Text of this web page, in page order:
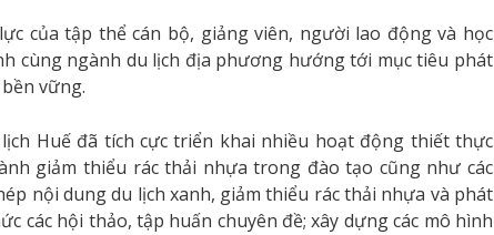
của tập thể cán bộ, giảng viên, người lao động và học
cùng ngành du lịch địa phương hướng tới mục tiêu phát
vững.
Huế đã tích cực triển khai nhiều hoạt động thiết thực
giảm thiểu rác thải nhựa trong đào tạo cũng như các
nội dung du lịch xanh, giảm thiểu rác thải nhựa và phát
các hội thảo, tập huấn chuyên đề; xây dựng các mô hình